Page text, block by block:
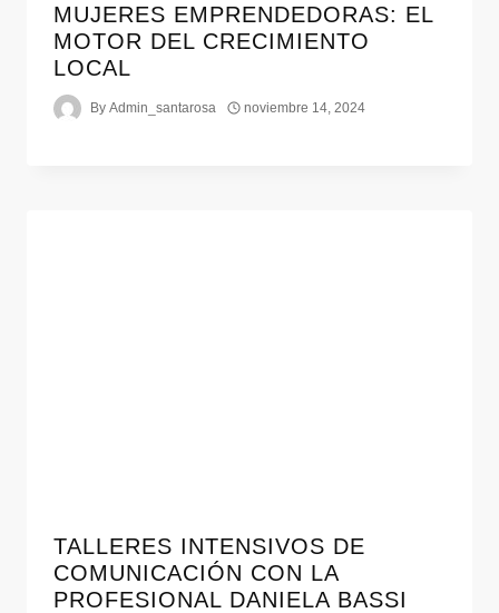
MUJERES EMPRENDEDORAS: EL
MOTOR DEL CRECIMIENTO
LOCAL
By Admin_santarosa noviembre 14, 2024
TALLERES INTENSIVOS DE
COMUNICACIÓN CON LA
PROFESIONAL DANIELA BASSI